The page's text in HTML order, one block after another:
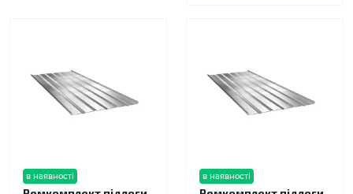
в наявності в наявності